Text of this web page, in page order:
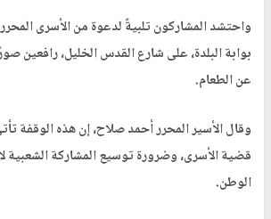
واحتشد المشاركون تلبيةً لدعوة من الأسرى
بوابة البلدة، على شارع القدس الخليل، رافعين
عن الطعام.
وقال الأسير المحرر أحمد صلاح، إن هذه الوقفة
قضية الأسرى، وضرورة توسيع المشاركة الشعبية
الوطن.